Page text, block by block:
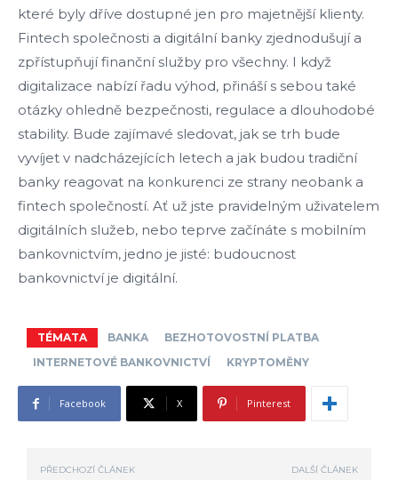
které byly dříve dostupné jen pro majetnější klienty.
Fintech společnosti a digitální banky zjednodušují a
zpřístupňují finanční služby pro všechny. I když
digitalizace nabízí řadu výhod, přináší s sebou také
otázky ohledně bezpečnosti, regulace a dlouhodobé
stability. Bude zajímavé sledovat, jak se trh bude
vyvíjet v nadcházejících letech a jak budou tradiční
banky reagovat na konkurenci ze strany neobank a
fintech společností. Ať už jste pravidelným uživatelem
digitálních služeb, nebo teprve začínáte s mobilním
bankovnictvím, jedno je jisté: budoucnost
bankovnictví je digitální.
TÉMATA BANKA
BEZHOTOVOSTNÍ PLATBA
INTERNETOVÉ BANKOVNICTVÍ
KRYPTOMĚNY
Facebook X Pinterest
PŘEDCHOZÍ ČLÁNEK DALŠÍ ČLÁNEK